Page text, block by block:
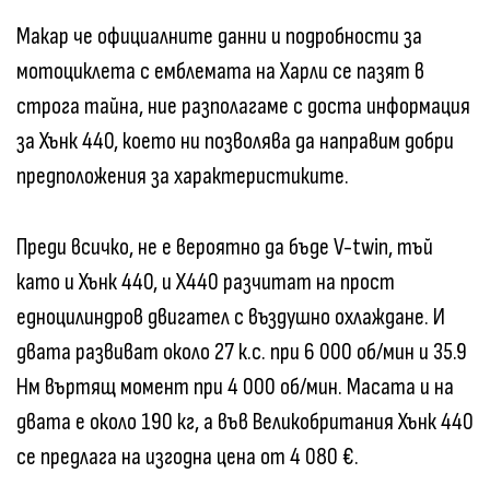
Макар че официалните данни и подробности за
мотоциклета с емблемата на Харли се пазят в
строга тайна, ние разполагаме с доста информация
за Хънк 440, което ни позволява да направим добри
предположения за характеристиките.
Преди всичко, не е вероятно да бъде V-twin, тъй
като и Хънк 440, и X440 разчитат на прост
едноцилиндров двигател с въздушно охлаждане. И
двата развиват около 27 к.с. при 6 000 об/мин и 35.9
Нм въртящ момент при 4 000 об/мин. Масата и на
двата е около 190 кг, а във Великобритания Хънк 440
се предлага на изгодна цена от 4 080 €.